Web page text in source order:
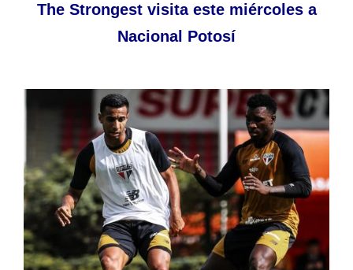
The Strongest visita este miércoles a
Nacional Potosí